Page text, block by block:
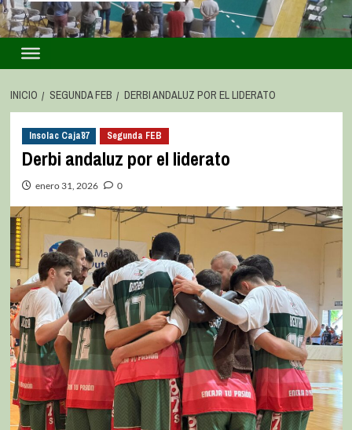
INICIO SEGUNDA FEB DERBI ANDALUZ POR EL LIDERATO
Insolac Caja´87 Segunda FEB
Derbi andaluz por el liderato
enero 31, 2026 0